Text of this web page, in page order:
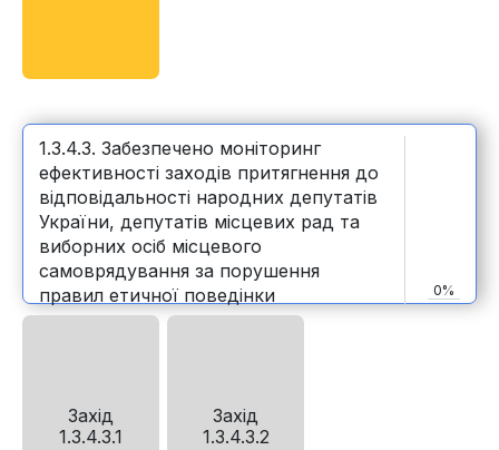
1.3.4.3. Забезпечено моніторинг
ефективності заходів притягнення до
відповідальності народних депутатів
України, депутатів місцевих рад та
виборних осіб місцевого
самоврядування за порушення
правил етичної поведінки
0%
Захід
1.3.4.3.1
Захід
1.3.4.3.2